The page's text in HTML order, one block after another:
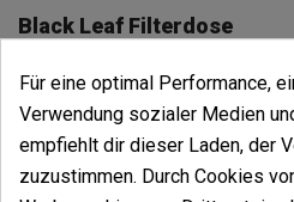
Black Leaf Filterdose
6,00 €
8,00 € -25%
Für eine optimal Performance,
Verwendung sozialer Medien
empfiehlt dir dieser Laden, der
zuzustimmen. Durch Cookies